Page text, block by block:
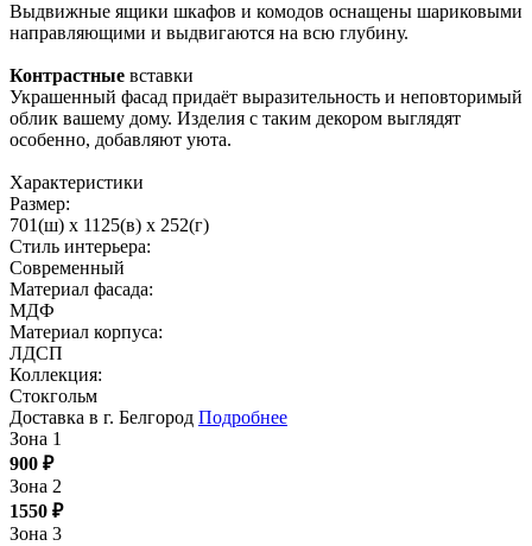
Выдвижные ящики шкафов и комодов оснащены шариковыми
направляющими и выдвигаются на всю глубину.
Контрастные вставки
Украшенный фасад придаёт выразительность и неповторимый
облик вашему дому. Изделия с таким декором выглядят
особенно, добавляют уюта.
Характеристики
Размер:
701(ш) x 1125(в) x 252(г)
Стиль интерьера:
Современный
Материал фасада:
МДФ
Материал корпуса:
ЛДСП
Коллекция:
Стокгольм
Доставка в г. Белгород Подробнее
Зона 1
900 ₽
Зона 2
1550 ₽
Зона 3